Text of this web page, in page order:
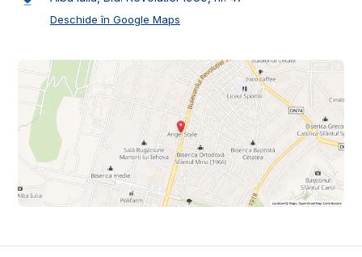
Deschide în Google Maps